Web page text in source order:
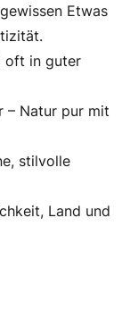
Etwas
oft in guter
– Natur pur mit
stilvolle
Land und